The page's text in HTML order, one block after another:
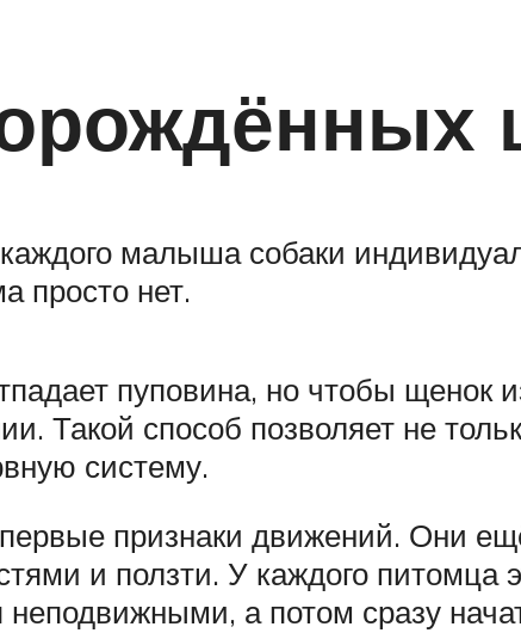
малыша собаки
просто нет.
пуповина, но чтобы щенок
Такой способ позволяет не
систему.
признаки движений. Они
и ползти. У каждого питомца
неподвижными, а потом сразу